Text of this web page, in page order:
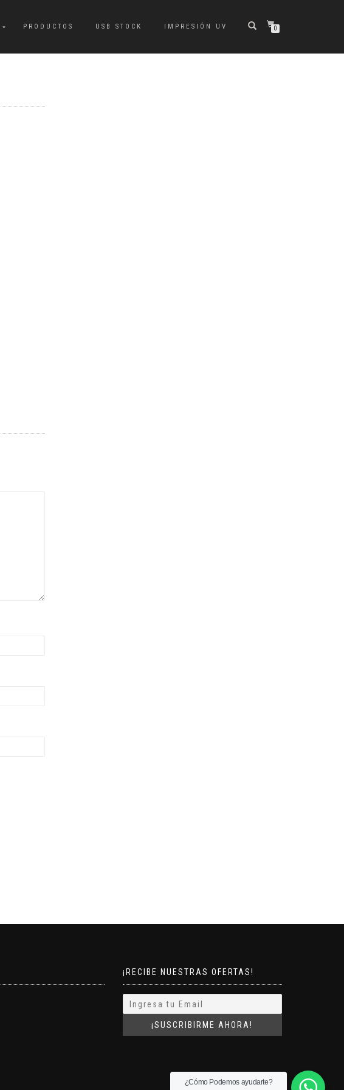
PRODUCTOS USB STOCK IMPRESIÓN UV 0
¡RECIBE NUESTRAS OFERTAS!
¿Cómo Podemos ayudarte?